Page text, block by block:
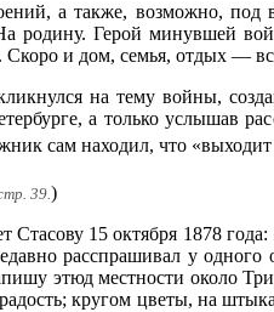
а также, возможно, под
Герой минувшей
и дом, семья, отдых —
на тему войны,
а только услышав
сам находил, что
39.)
15 октября 1878
расспрашивал у
этюд местности около
кругом цветы, на